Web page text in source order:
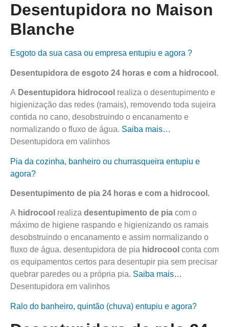
Desentupidora no Maison
Blanche
Esgoto da sua casa ou empresa entupiu e agora ?
Desentupidora de esgoto 24 horas e com a hidrocool .
A Desentupidora hidrocool realiza o desentupimento e
higienização das redes (ramais), removendo toda sujeira
contida no cano, desobstruindo o encanamento e
normalizando o fluxo de água. Saiba mais…
Desentupidora em valinhos
Pia da cozinha, banheiro ou churrasqueira entupiu e
agora?
Desentupimento de pia 24 horas e com a hidrocool .
A hidrocool realiza desentupimento de pia com o
máximo de higiene raspando e higienizando os ramais
desobstruindo o encanamento e assim normalizando o
fluxo de água. desentupidora de pia hidrocool conta com
os equipamentos certos para desentupir pia sem precisar
quebrar paredes ou a própria pia. Saiba mais…
Desentupidora em valinhos
Ralo do banheiro, quintão (chuva) entupiu e agora?